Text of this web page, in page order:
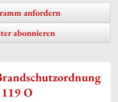
anfordern
abonnieren
O